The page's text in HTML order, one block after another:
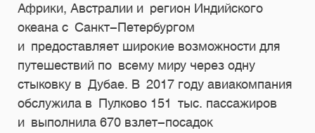
Африки, Австралии и регион Индийского
океана с Санкт-Петербургом
и предоставляет широкие возможности для
путешествий по всему миру через одну
стыковку в Дубае. В 2017 году авиакомпания
обслужила в Пулково 151 тыс. пассажиров
и выполнила 670 взлет-посадок